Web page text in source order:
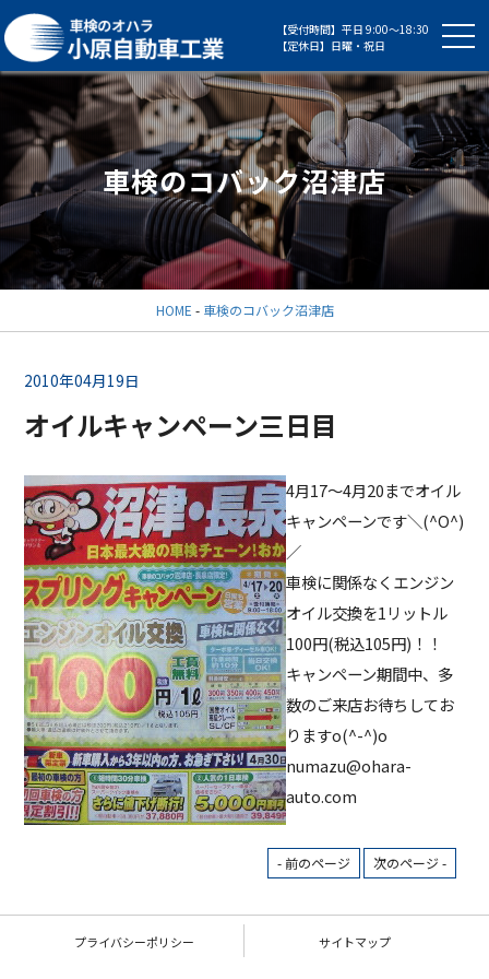
【受付時間】平日 9:00～18:30
【定休日】日曜・祝日
車検のコバック沼津店
HOME - 車検のコバック沼津店
2010年04月19日
オイルキャンペーン三日目
4月17〜4月20までオイル
キャンペーンです＼(^O^)
／
車検に関係なくエンジン
オイル交換を1リットル
100円(税込105円)！！
キャンペーン期間中、多
数のご来店お待ちしてお
りますo(^-^)o
numazu@ohara-
auto.com
- 前のページ 次のページ -
プライバシーポリシー サイトマップ